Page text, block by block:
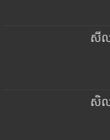
សីល
សិល្